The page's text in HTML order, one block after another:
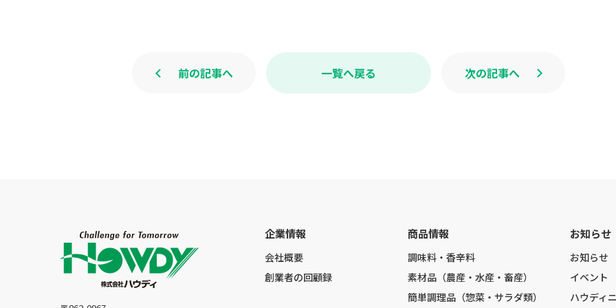
o
一覧へ戻る
前の記事へ 次の記事へ
企業情報
会社概要
創業者の回顧録
商品情報
調味料・香辛料
素材品（農産・水産・畜産）
簡単調理品（惣菜・サラダ類）
お知らせ
お知らせ
イベント
ハウディ